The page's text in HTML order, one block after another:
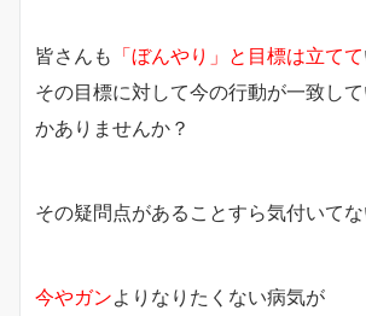
皆さんも 「ぼんやり」と目標は立てて
その目標に対して今の行動が一致し
かありませんか？
その疑問点があることすら気付いてな
今やガンよりなりたくない病気が